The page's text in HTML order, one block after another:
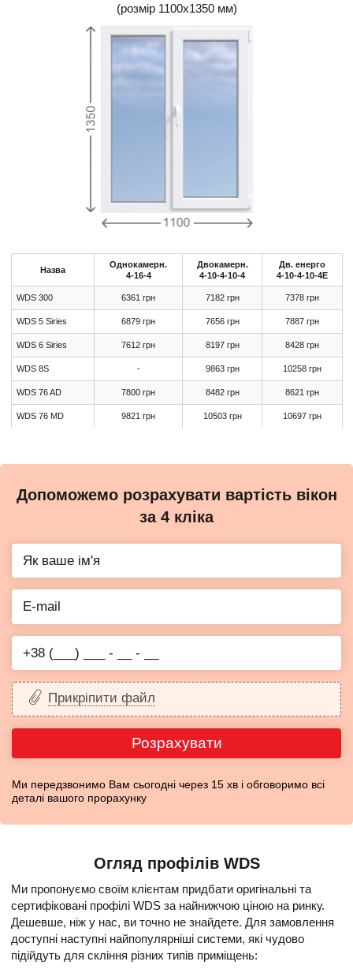
(розмір 1100x1350 мм)
Назва
Однокамерн.
4-16-4
Двокамерн.
4-10-4-10-4
Дв. енерго
4-10-4-10-4Е
WDS 300 6361 грн 7182 грн 7378 грн
WDS 5 Siries 6879 грн 7656 грн 7887 грн
WDS 6 Siries 7612 грн 8197 грн 8428 грн
WDS 8S - 9863 грн 10258 грн
WDS 76 AD 7800 грн 8482 грн 8621 грн
WDS 76 МD 9821 грн 10503 грн 10697 грн
Допоможемо розрахувати вартість вікон
за 4 кліка
Прикріпити файл
Розрахувати
Ми передзвонимо Вам сьогодні через 15 хв і обговоримо всі
деталі вашого прорахунку
Огляд профілів WDS
Ми пропонуємо своїм клієнтам придбати оригінальні та
сертифіковані профілі WDS за найнижчою ціною на ринку.
Дешевше, ніж у нас, ви точно не знайдете. Для замовлення
доступні наступні найпопулярніші системи, які чудово
підійдуть для скління різних типів приміщень: